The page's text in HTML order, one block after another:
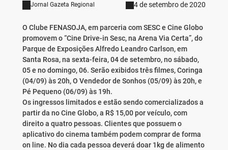
Jornal Gazeta Regional 4 de setembro de 2020
O Clube FENASOJA, em parceria com SESC e Cine Globo
promovem o “Cine Drive-in Sesc, na Arena Via Certa”, do
Parque de Exposições Alfredo Leandro Carlson, em
Santa Rosa, na sexta-feira, 04 de setembro, no sábado,
05 e no domingo, 06. Serão exibidos três filmes, Coringa
(04/09) às 20h, O Vendedor de Sonhos (05/09) às 20h, e
Pé Pequeno (06/09) às 19h.
Os ingressos limitados e estão sendo comercializados a
partir da no Cine Globo, a R$ 15,00 por veículo, com
direito a quatro pessoas. Clientes que possuem o
aplicativo do cinema também podem comprar de forma
on line. No dia cada pessoa deverá doar 1kg de alimento